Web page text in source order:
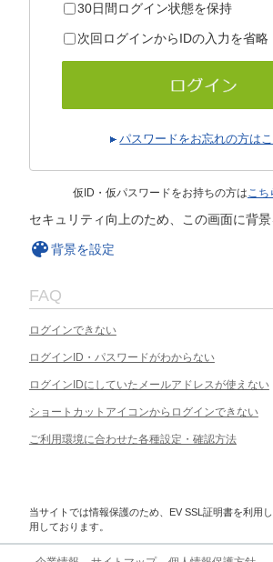
30日間ログイン状態を保持
次回ログインからIDの入力を省略
パスワードをお忘れの方は
仮ID・仮パスワードをお持ちの方はこち
セキュリティ向上のため、この画面に背景
背景を設定
FAQ
ログインできない
ログインID・パスワードがわからない
ログインIDにしていたメールアドレスが使えない
ショートカットアイコンからログインできない
ご利用環境に合わせた各種設定・確認方法
当サイトでは情報保護のため、EV SSL証明書を利用
用しております。